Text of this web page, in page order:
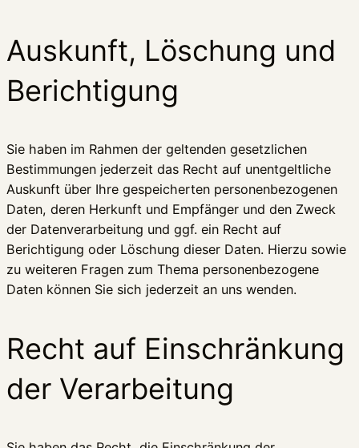
Auskunft, Löschung und
Berichtigung
Sie haben im Rahmen der geltenden gesetzlichen
Bestimmungen jederzeit das Recht auf unentgeltliche
Auskunft über Ihre gespeicherten personenbezogenen
Daten, deren Herkunft und Empfänger und den Zweck
der Datenverarbeitung und ggf. ein Recht auf
Berichtigung oder Löschung dieser Daten. Hierzu sowie
zu weiteren Fragen zum Thema personenbezogene
Daten können Sie sich jederzeit an uns wenden.
Recht auf Einschränkung
der Verarbeitung